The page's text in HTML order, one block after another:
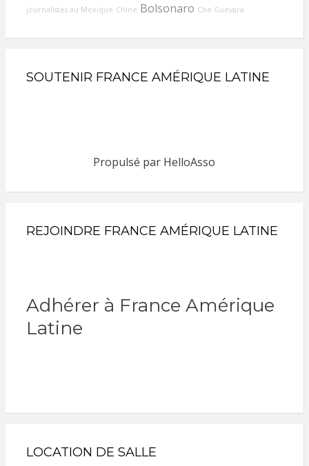
journalistes au Mexique Chine Bolsonaro Che Guevara
SOUTENIR FRANCE AMÉRIQUE LATINE
Propulsé par HelloAsso
REJOINDRE FRANCE AMÉRIQUE LATINE
Adhérer à France Amérique
Latine
LOCATION DE SALLE